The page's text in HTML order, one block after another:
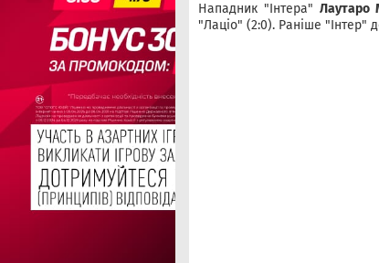
Нападник "Інтера" Лаутаро
"Лаціо" (2:0). Раніше "Інтер"